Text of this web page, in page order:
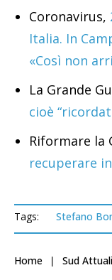
Coronavirus,
Italia. In
«Così non
La Grande
cioè
Riformare la
recuperare
Tags: Stefano
Home Sud